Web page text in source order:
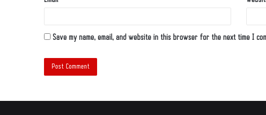
Save my name, email, and website in this browser for the next time I